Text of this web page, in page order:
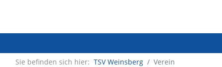
Sie befinden sich hier: TSV Weinsberg Verein